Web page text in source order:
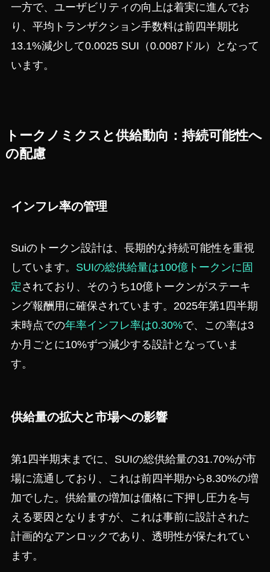
一方で、ユーザビリティの向上は着実に進んでお
り、平均トランザクション手数料は前四半期比
13.1%減少して0.0025 SUI（0.0087ドル）となって
います。
トークノミクスと供給動向：持続可能性へ
の配慮
インフレ率の管理
Suiのトークン設計は、長期的な持続可能性を重視
しています。 SUIの総供給量は100億トークンに固
定 されており、そのうち10億トークンがステーキ
ング報酬用に確保されています。2025年第1四半期
末時点での年率インフレ率は0.30%で、この率は3
か月ごとに10%ずつ減少する設計となっていま
す。
供給量の拡大と市場への影響
第1四半期末までに、SUIの総供給量の31.70%が市
場に流通しており、これは前四半期から8.30%の増
加でした。供給量の増加は価格に下押し圧力を与
える要因となりますが、これは事前に設計された
計画的なアンロックであり、透明性が保たれてい
ます。